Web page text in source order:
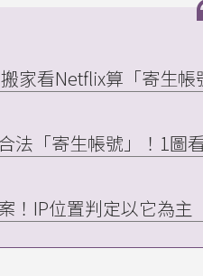
家看Netflix算「寄生
法「寄生帳號」！1圖
！IP位置判定以它為